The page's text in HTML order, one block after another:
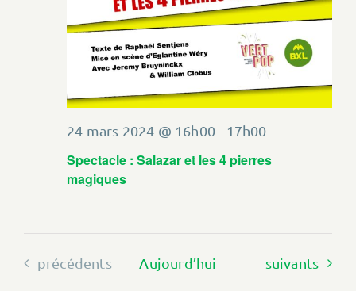
Spectacle : Salazar et les 4 pierres
magiques
24 mars 2024 @ 16h00- 17h00
Évènements
précédents Aujourd’hui Évènements
suivants